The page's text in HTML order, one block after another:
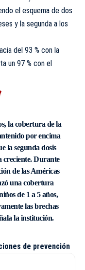
el esquema de dos
y la segunda a los
del 93 % con la
un 97 % con el
la cobertura de la
por encima
la segunda dosis
creciente. Durante
de las Américas
una cobertura
de 1 a 5 años,
las brechas
la institución.
de prevención